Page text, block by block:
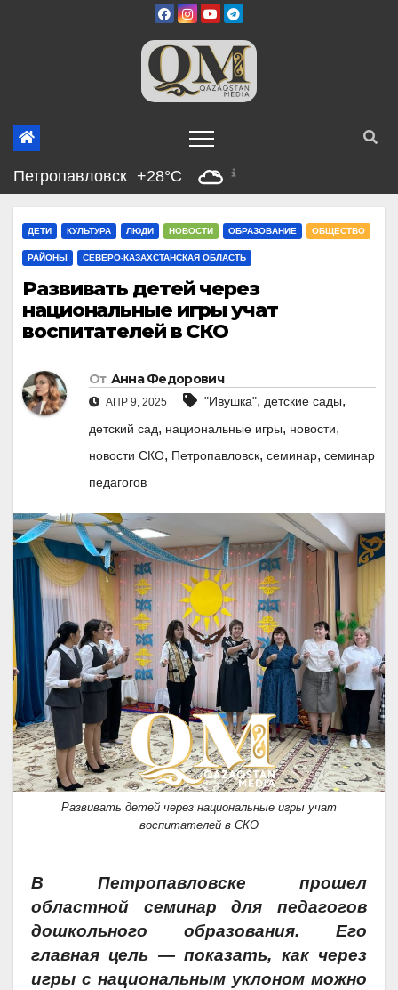
Петропавловск +28°C
ДЕТИ КУЛЬТУРА ЛЮДИ НОВОСТИ ОБРАЗОВАНИЕ ОБЩЕСТВО
РАЙОНЫ СЕВЕРО-КАЗАХСТАНСКАЯ ОБЛАСТЬ
Развивать детей через
национальные игры учат
воспитателей в СКО
От Анна Федорович
АПР 9, 2025 "Ивушка", детские сады,
детский сад, национальные игры, новости,
новости СКО, Петропавловск, семинар, семинар
педагогов
Развивать детей через национальные игры учат
воспитателей в СКО
В Петропавловске прошел
областной семинар для педагогов
дошкольного образования. Его
главная цель — показать, как через
игры с национальным уклоном можно